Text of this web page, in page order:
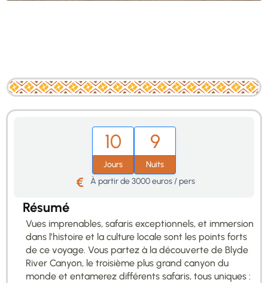
10
Jours
9
Nuits
À partir de 3000 euros / pers
Résumé
Vues imprenables, safaris exceptionnels, et immersion
dans l’histoire et la culture locale sont les points forts
de ce voyage. Vous partez à la découverte de Blyde
River Canyon, le troisième plus grand canyon du
monde et entamerez différents safaris, tous uniques :